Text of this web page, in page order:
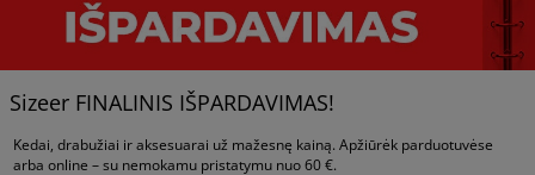
Sizeer FINALINIS IŠPARDAVIMAS!
Kedai, drabužiai ir aksesuarai už mažesnę kainą. Apžiūrėk parduotuvėse
arba online – su nemokamu pristatymu nuo 60 €.